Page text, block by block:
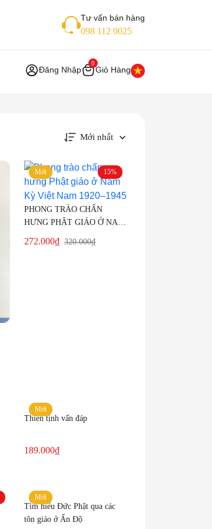
Tư vấn bán hàng
098 112 0025
Đăng Nhập Giỏ Hàng
0
Mới nhất
Mới 15%
PHONG TRÀO CHẤN
HƯNG PHẬT GIÁO Ở NAM
VNTT 290
272.000₫
Current
320.000₫
Original
Mới
Thiền tịnh vấn đáp
189.000₫
Mới
Tìm hiểu Đức Phật qua các
tôn giáo ở Ấn Độ